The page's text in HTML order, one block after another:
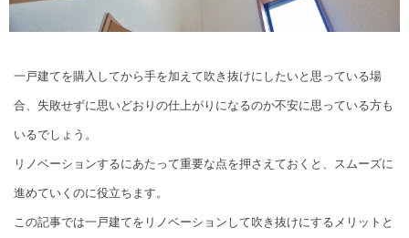
一戸建てを購入してから手を加えて吹き抜けにしたいと思っている場
合、失敗せずに思いどおりの仕上がりになるのか不安に思っている方も
いるでしょう。
リノベーションするにあたって重要な点を押さえておくと、スムーズに
進めていくのに役立ちます。
この記事では一戸建てをリノベーションして吹き抜けにするメリットと